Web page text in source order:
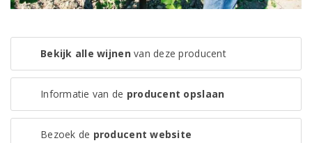
Bekijk alle wijnenvan deze producent
Informatie van de producent opslaan
Bezoek de producent website